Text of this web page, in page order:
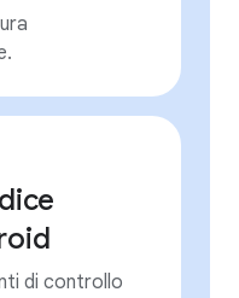
di controllo